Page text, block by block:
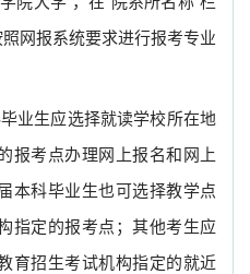
网报系统要求进行报考专业
业生应选择就读学校所在地
报考点办理网上报名和网上
本科毕业生也可选择教学点
指定的报考点；其他考生应
育招生考试机构指定的就近